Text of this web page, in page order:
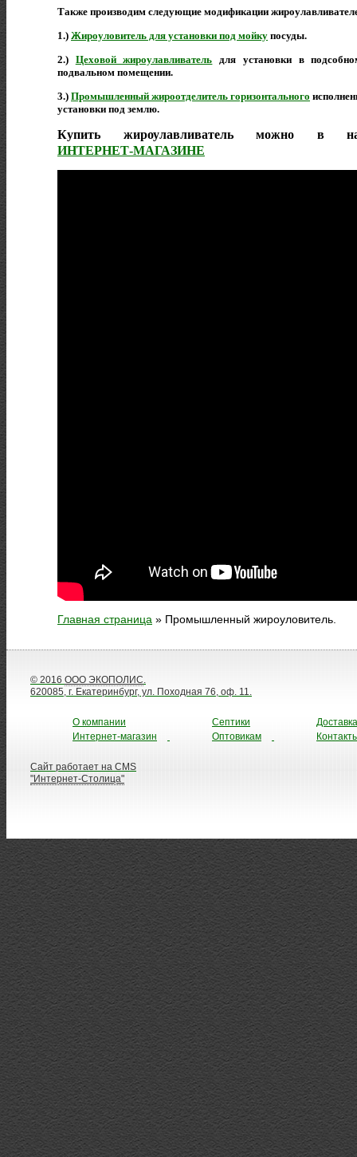
Также производим следующие модификации
1.) Жироуловитель для установки под мойку посуды.
2.) Цеховой жироулавливатель для установки в
подвальном помещении.
3.) Промышленный жироотделитель горизонтального
установки под землю.
Купить жироулавливатель можно в
ИНТЕРНЕТ-МАГАЗИНЕ
Главная страница » Промышленный жироуловитель.
© 2016 ООО ЭКОПОЛИС
620085, г. Екатеринбург, ул. Походная 76, оф. 11.
О компании
Интернет-магазин
Септики
Оптовикам
Доставка
Сайт работает на CMS
"Интернет-Столица"